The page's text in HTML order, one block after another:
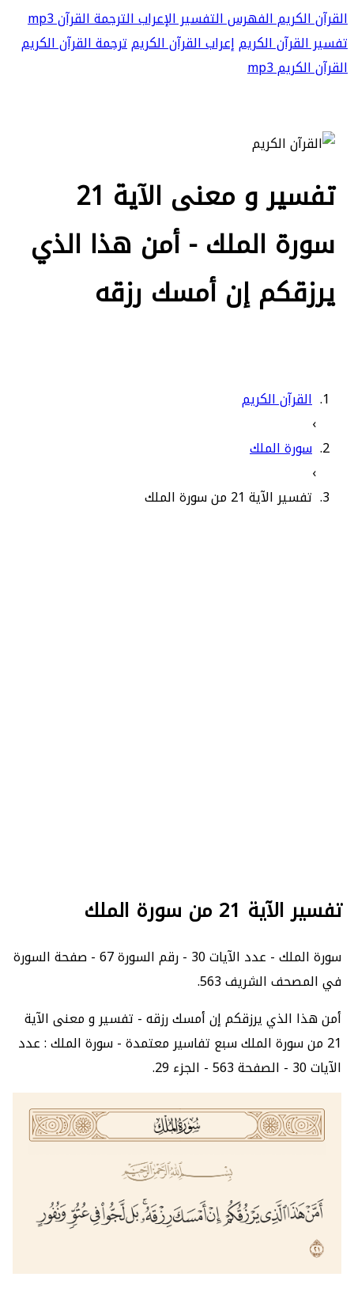
القرآن الكريمالفهرسالتفسيرالإعرابالترجمةالقرآن mp3
تفسير القرآن الكريمإعراب القرآن الكريمترجمة القرآن الكريم
القرآن الكريم mp3
تفسير و معنى الآية 21
سورة الملك - أمن هذا الذي
يرزقكم إن أمسك رزقه
القرآن الكريم
›
سورة الملك
›
تفسير الآية 21 من سورة الملك
تفسير الآية 21 من سورة الملك
سورة الملك - عدد الآيات 30 - رقم السورة 67 - صفحة السورة
في المصحف الشريف 563.
أمن هذا الذي يرزقكم إن أمسك رزقه - تفسير و معنى الآية
21 من سورة الملك سبع تفاسير معتمدة - سورة الملك : عدد
الآيات 30 - الصفحة 563 - الجزء 29.